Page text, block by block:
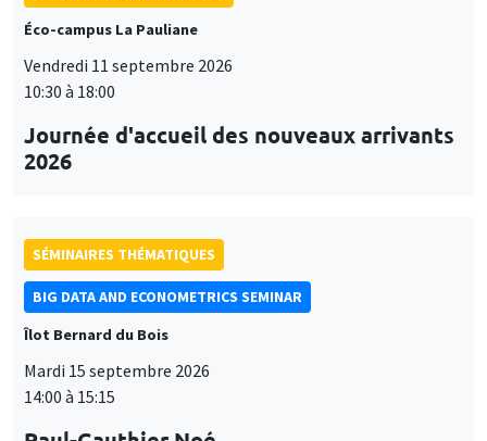
Éco-campus La Pauliane
Vendredi 11 septembre 2026
10:30 à 18:00
Journée d'accueil des nouveaux arrivants
2026
SÉMINAIRES THÉMATIQUES
BIG DATA AND ECONOMETRICS SEMINAR
Îlot Bernard du Bois
Mardi 15 septembre 2026
14:00 à 15:15